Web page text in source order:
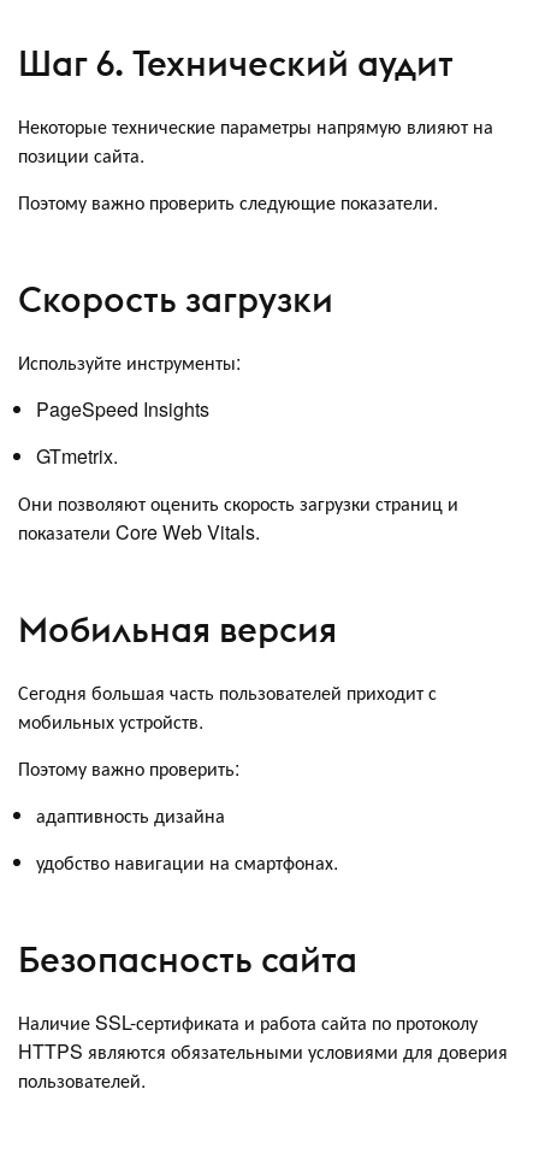
Шаг 6. Технический аудит
Некоторые технические параметры напрямую влияют на
позиции сайта.
Поэтому важно проверить следующие показатели.
Скорость загрузки
Используйте инструменты:
PageSpeed Insights
GTmetrix.
Они позволяют оценить скорость загрузки страниц и
показатели Core Web Vitals.
Мобильная версия
Сегодня большая часть пользователей приходит с
мобильных устройств.
Поэтому важно проверить:
адаптивность дизайна
удобство навигации на смартфонах.
Безопасность сайта
Наличие SSL-сертификата и работа сайта по протоколу
HTTPS являются обязательными условиями для доверия
пользователей.